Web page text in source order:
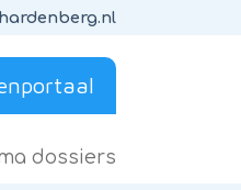
dossiers